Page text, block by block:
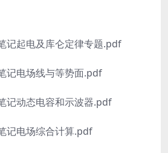
记起电及库仑定律专题.pdf
记电场线与等势面.pdf
记动态电容和示波器.pdf
记电场综合计算.pdf